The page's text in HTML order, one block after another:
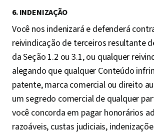
6. INDENIZAÇÃO
Você nos indenizará e defenderá
reivindicação de terceiros resultante
da Seção 1.2 ou 3.1, ou qualquer
alegando que qualquer Conteúdo
patente, marca comercial ou direito
um segredo comercial de qualquer
você concorda em pagar honorários
razoáveis, custas judiciais,